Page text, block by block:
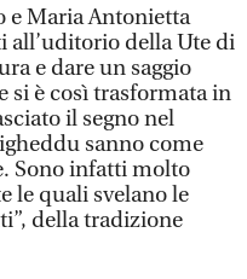
e Maria Antonietta
all’uditorio della Ute di
e dare un saggio
si è così trasformata in
il segno nel
sanno come
Sono infatti molto
le quali svelano le
della tradizione